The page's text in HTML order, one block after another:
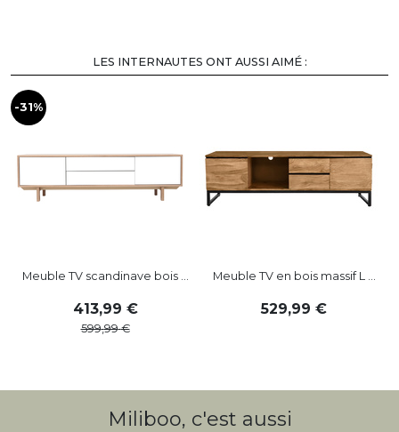
LES INTERNAUTES ONT AUSSI AIMÉ :
-31%
Meuble TV scandinave bois ...
413,99
599,99
Meuble TV en bois massif L ...
529,99
Miliboo, c'est aussi